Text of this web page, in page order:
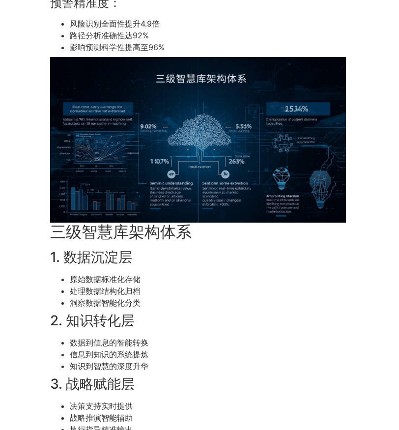
预警精准度：
风险识别全面性提升4.9倍
路径分析准确性达92%
影响预测科学性提高至96%
三级智慧库架构体系
1. 数据沉淀层
原始数据标准化存储
处理数据结构化归档
洞察数据智能化分类
2. 知识转化层
数据到信息的智能转换
信息到知识的系统提炼
知识到智慧的深度升华
3. 战略赋能层
决策支持实时提供
战略推演智能辅助